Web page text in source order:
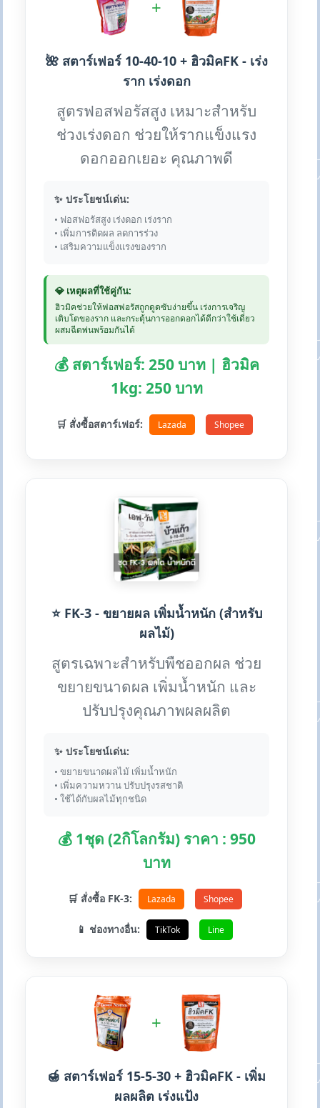
+
🌺 สตาร์เฟอร์ 10-40-10 + ฮิวมิคFK - เร่ง
ราก เร่งดอก
สูตรฟอสฟอรัสสูง เหมาะสำหรับ
ช่วงเร่งดอก ช่วยให้รากแข็งแรง
ดอกออกเยอะ คุณภาพดี
✨ ประโยชน์เด่น:
• ฟอสฟอรัสสูง เร่งดอก เร่งราก
• เพิ่มการติดผล ลดการร่วง
• เสริมความแข็งแรงของราก
💎 เหตุผลที่ใช้คู่กัน:
ฮิวมิคช่วยให้ฟอสฟอรัสถูกดูดซับง่ายขึ้น เร่งการเจริญ
เติบโตของราก และกระตุ้นการออกดอกได้ดีกว่าใช้เดี่ยว
ผสมฉีดพ่นพร้อมกันได้
💰 สตาร์เฟอร์: 250 บาท | ฮิวมิค
1kg: 250 บาท
🛒 สั่งซื้อสตาร์เฟอร์: Lazada Shopee
⭐ FK-3 - ขยายผล เพิ่มน้ำหนัก (สำหรับ
ผลไม้)
สูตรเฉพาะสำหรับพืชออกผล ช่วย
ขยายขนาดผล เพิ่มน้ำหนัก และ
ปรับปรุงคุณภาพผลผลิต
✨ ประโยชน์เด่น:
• ขยายขนาดผลไม้ เพิ่มน้ำหนัก
• เพิ่มความหวาน ปรับปรุงรสชาติ
• ใช้ได้กับผลไม้ทุกชนิด
💰 1ชุด (2กิโลกรัม) ราคา : 950
บาท
🛒 สั่งซื้อ FK-3: Lazada Shopee
📱 ช่องทางอื่น: TikTok Line
+
🍯 สตาร์เฟอร์ 15-5-30 + ฮิวมิคFK - เพิ่ม
ผลผลิต เร่งแป้ง